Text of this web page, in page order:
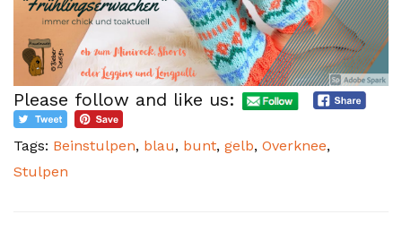
Please follow and like us:
Tags: Beinstulpen, blau, bunt, gelb, Overknee,
Stulpen